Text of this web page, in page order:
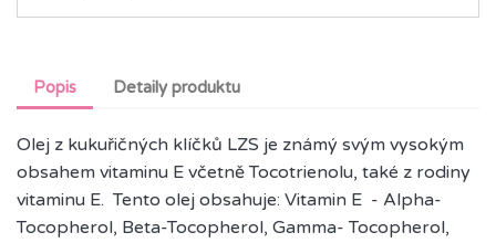
Popis Detaily produktu
Olej z kukuřičných klíčků LZS je známý svým vysokým
obsahem vitaminu E včetně Tocotrienolu, také z rodiny
vitaminu E. Tento olej obsahuje: Vitamin E - Alpha-
Tocopherol, Beta-Tocopherol, Gamma- Tocopherol,